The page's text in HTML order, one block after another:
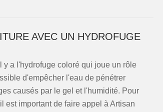
AVEC UN HYDROFUGE
y a l'hydrofuge coloré qui joue un rôle
d'empêcher l'eau de pénétrer
causés par le gel et l'humidité. Pour
est important de faire appel à Artisan